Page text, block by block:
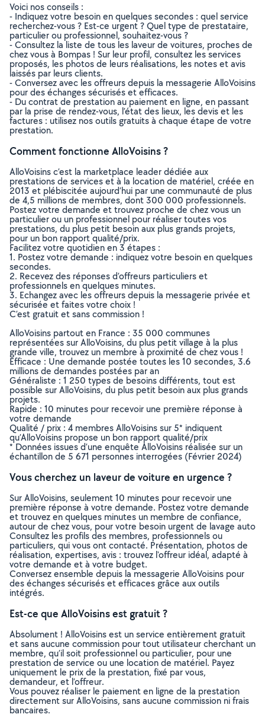
Voici nos conseils :
- Indiquez votre besoin en quelques secondes : quel service
recherchez-vous ? Est-ce urgent ? Quel type de prestataire,
particulier ou professionnel, souhaitez-vous ?
- Consultez la liste de tous les laveur de voitures, proches de
chez vous à Bompas ! Sur leur profil, consultez les services
proposés, les photos de leurs réalisations, les notes et avis
laissés par leurs clients.
- Conversez avec les offreurs depuis la messagerie AlloVoisins
pour des échanges sécurisés et efficaces.
- Du contrat de prestation au paiement en ligne, en passant
par la prise de rendez-vous, l’état des lieux, les devis et les
factures : utilisez nos outils gratuits à chaque étape de votre
prestation.
Comment fonctionne AlloVoisins ?
AlloVoisins c’est la marketplace leader dédiée aux
prestations de services et à la location de matériel, créée en
2013 et plébiscitée aujourd’hui par une communauté de plus
de 4,5 millions de membres, dont 300 000 professionnels.
Postez votre demande et trouvez proche de chez vous un
particulier ou un professionnel pour réaliser toutes vos
prestations, du plus petit besoin aux plus grands projets,
pour un bon rapport qualité/prix.
Facilitez votre quotidien en 3 étapes :
1. Postez votre demande : indiquez votre besoin en quelques
secondes.
2. Recevez des réponses d’offreurs particuliers et
professionnels en quelques minutes.
3. Echangez avec les offreurs depuis la messagerie privée et
sécurisée et faites votre choix !
C’est gratuit et sans commission !
AlloVoisins partout en France : 35 000 communes
représentées sur AlloVoisins, du plus petit village à la plus
grande ville, trouvez un membre à proximité de chez vous !
Efficace : Une demande postée toutes les 10 secondes, 3.6
millions de demandes postées par an
Généraliste : 1 250 types de besoins différents, tout est
possible sur AlloVoisins, du plus petit besoin aux plus grands
projets.
Rapide : 10 minutes pour recevoir une première réponse à
votre demande
Qualité / prix : 4 membres AlloVoisins sur 5* indiquent
qu’AlloVoisins propose un bon rapport qualité/prix
* Données issues d’une enquête AlloVoisins réalisée sur un
échantillon de 5 671 personnes interrogées (Février 2024)
Vous cherchez un laveur de voiture en urgence ?
Sur AlloVoisins, seulement 10 minutes pour recevoir une
première réponse à votre demande. Postez votre demande
et trouvez en quelques minutes un membre de confiance,
autour de chez vous, pour votre besoin urgent de lavage auto
Consultez les profils des membres, professionnels ou
particuliers, qui vous ont contacté. Présentation, photos de
réalisation, expertises, avis : trouvez l'offreur idéal, adapté à
votre demande et à votre budget.
Conversez ensemble depuis la messagerie AlloVoisins pour
des échanges sécurisés et efficaces grâce aux outils
intégrés.
Est-ce que AlloVoisins est gratuit ?
Absolument ! AlloVoisins est un service entièrement gratuit
et sans aucune commission pour tout utilisateur cherchant un
membre, qu’il soit professionnel ou particulier, pour une
prestation de service ou une location de matériel. Payez
uniquement le prix de la prestation, fixé par vous,
demandeur, et l’offreur.
Vous pouvez réaliser le paiement en ligne de la prestation
directement sur AlloVoisins, sans aucune commission ni frais
bancaires.